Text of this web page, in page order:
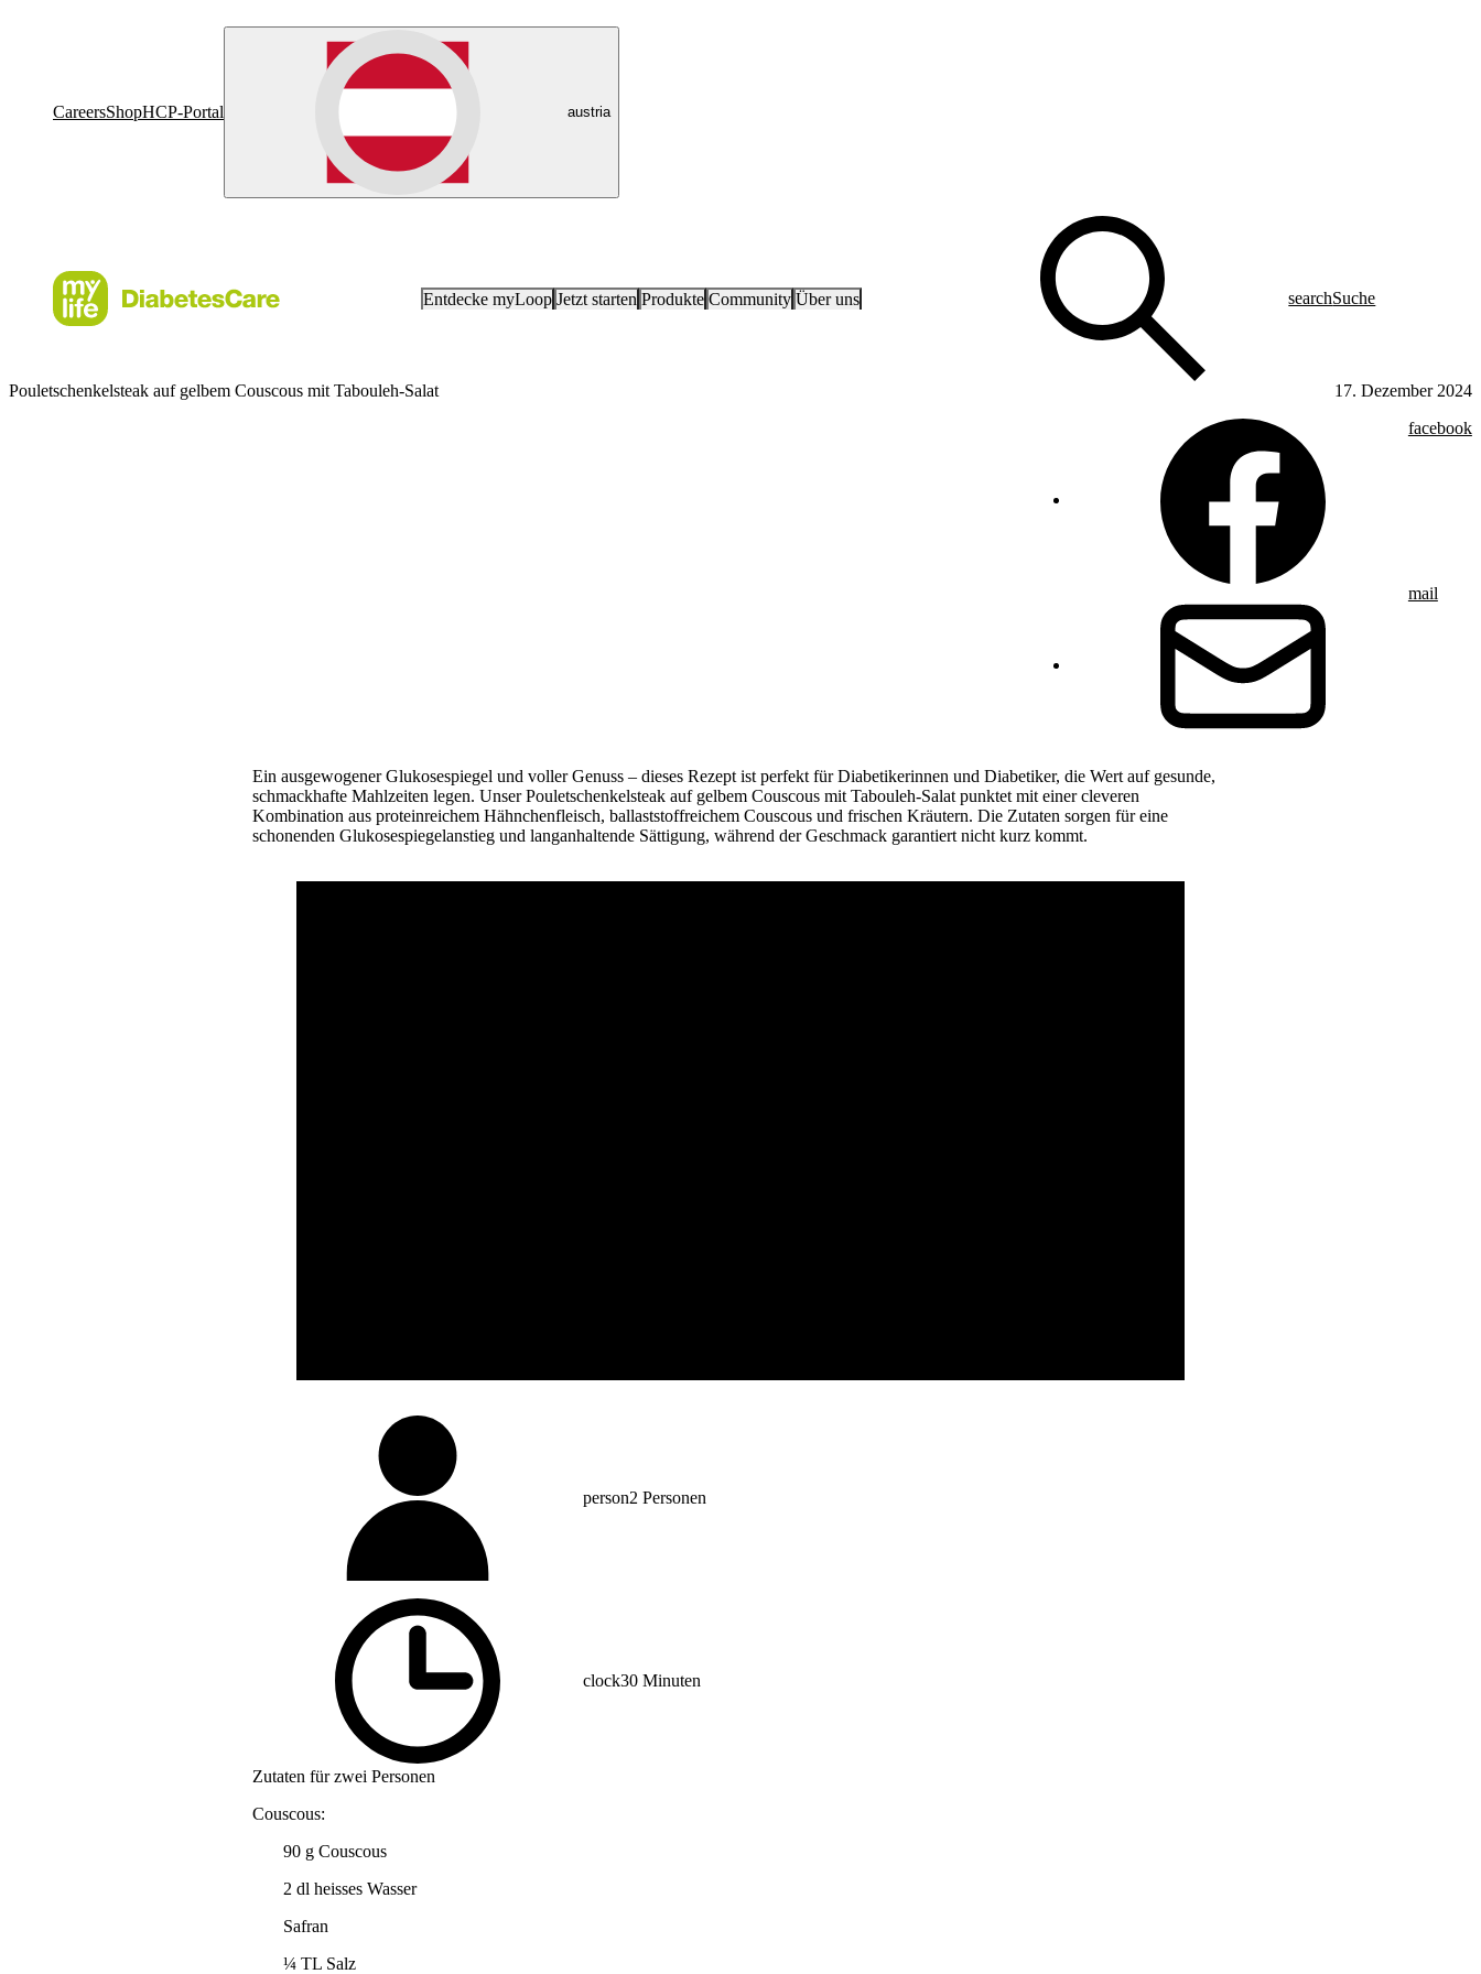
CareersShopHCP-Portal austria
Entdecke myLoop Jetzt starten Produkte Community Über uns searchSuche
Pouletschenkelsteak auf gelbem Couscous mit Tabouleh-Salat
17. Dezember 2024
facebook
mail
Ein ausgewogener Glukosespiegel und voller Genuss – dieses Rezept ist perfekt für Diabetikerinnen und Diabetiker, die Wert auf gesunde,
schmackhafte Mahlzeiten legen. Unser Pouletschenkelsteak auf gelbem Couscous mit Tabouleh-Salat punktet mit einer cleveren
Kombination aus proteinreichem Hähnchenfleisch, ballaststoffreichem Couscous und frischen Kräutern. Die Zutaten sorgen für eine
schonenden Glukosespiegelanstieg und langanhaltende Sättigung, während der Geschmack garantiert nicht kurz kommt.
person2 Personen
clock30 Minuten
Zutaten für zwei Personen
Couscous:
90 g Couscous
2 dl heisses Wasser
Safran
¼ TL Salz